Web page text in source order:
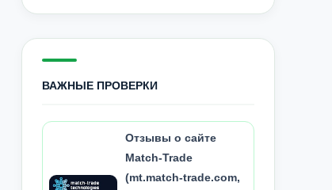
ВАЖНЫЕ ПРОВЕРКИ
Отзывы о сайте
Match-Trade
(mt.match-trade.com,